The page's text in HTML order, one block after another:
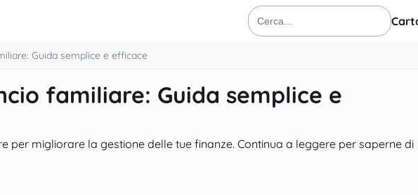
Cerca:
Guida semplice e efficace
familiare: Guida semplice e
per migliorare la gestione delle tue finanze. Continua a leggere per saperne di